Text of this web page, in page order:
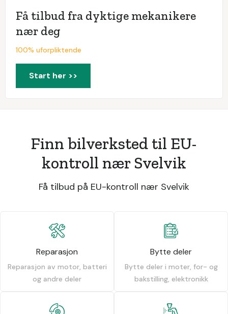
Få tilbud fra dyktige mekanikere
nær deg
100% uforpliktende
Start her >>
Finn bilverksted til EU-
kontroll nær Svelvik
Få tilbud på EU-kontroll nær Svelvik
Reparasjon
Reparasjon av motor, batteri
og andre deler
Bytte deler
Bytte deler i moter, for- og
bakstilling, elektronikk